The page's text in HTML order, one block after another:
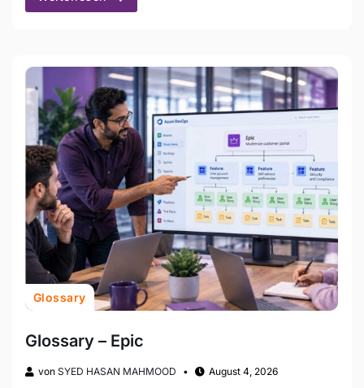
Glossary
Glossary – Epic
von SYED HASAN MAHMOOD August 4, 2026